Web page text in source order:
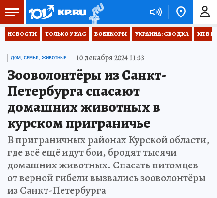
НОВОСТИ ТОЛЬКО У НАС ВОЕНКОРЫ УКРАИНА: СВОДКА КП В
ДОМ, СЕМЬЯ, ЖИВОТНЫЕ. 10 декабря 2024 11:33
Зооволонтёры из Санкт-
Петербурга спасают
домашних животных в
курском приграничье
В приграничных районах Курской области,
где всё ещё идут бои, бродят тысячи
домашних животных. Спасать питомцев
от верной гибели вызвались зооволонтёры
из Санкт-Петербурга